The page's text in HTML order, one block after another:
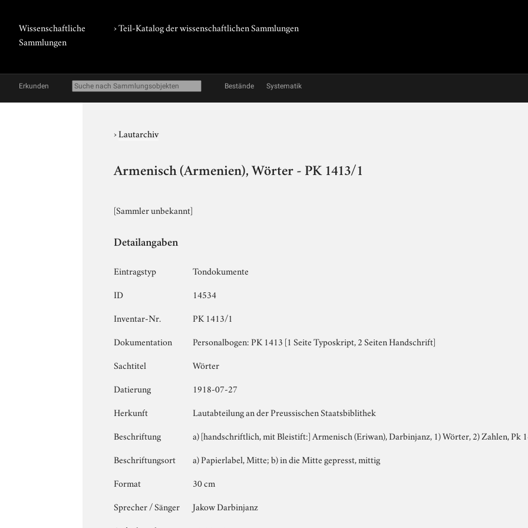
Wissenschaftliche
Sammlungen
› Teil-Katalog der wissenschaftlichen Sammlungen
Erkunden Bestände Systematik
›Lautarchiv
Armenisch (Armenien), Wörter - PK 1413/1
[Sammler unbekannt]
Detailangaben
Eintragstyp
Tondokumente
ID
14534
Inventar-Nr.
PK 1413/1
Dokumentation
Personalbogen: PK 1413 [1 Seite Typoskript, 2 Seiten Handschrift]
Sachtitel
Wörter
Datierung
1918-07-27
Herkunft
Lautabteilung an der Preussischen Staatsbiblithek
Beschriftung
a) [handschriftlich, mit Bleistift:] Armenisch (Eriwan), Darbinjanz, 1) Wörter, 2) Zahlen, Pk
Beschriftungsort
a) Papierlabel, Mitte; b) in die Mitte gepresst, mittig
Format
30 cm
Sprecher / Sänger
Jakow Darbinjanz